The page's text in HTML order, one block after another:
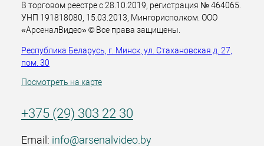
В торговом реестре с 28.10.2019, регистрация № 464065.
УНП 191818080, 15.03.2013, Мингорисполком. ООО
«АрсеналВидео» © Все права защищены.
Республика Беларусь, г. Минск, ул. Стахановская д. 27,
пом. 30
Посмотреть на карте
+375 (29) 303 22 30
Email: info@arsenalvideo.by